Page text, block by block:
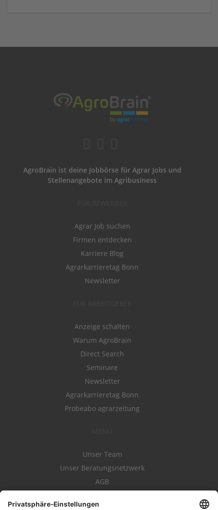
AgroBrain ist deine Jobbörse für Agrar Jobs und
Stellenangebote im Agribusiness
Agrar Job suchen
Firmen entdecken
Karriere Blog
Agrarkarrieretag Bonn
Newsletter
Anzeige schalten
Warum AgroBrain
Direct Search
Seminare
Newsletter
Agrarkarrieretag Bonn
Probeabo agrarzeitung
Unser Team
Unser Beratungsnetzwerk
AGB